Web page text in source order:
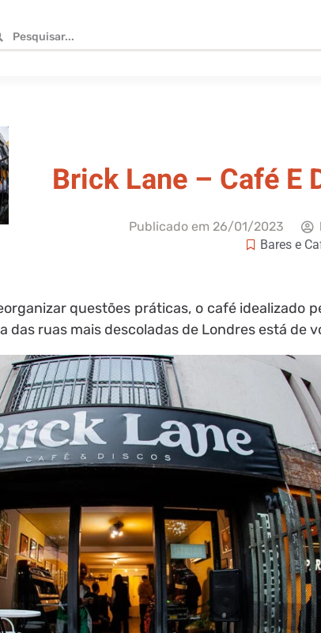
Brick Lane – Café E
Publicado em 26/01/2023
Bares e
questões práticas, o café idealizado
das ruas mais descoladas de Londres está de